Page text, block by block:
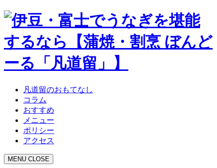
凡道留のおもてなし
コラム
おすすめ
メニュー
ポリシー
アクセス
MENU CLOSE